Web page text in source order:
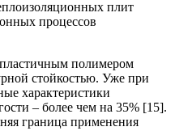
плит
процессов
полимером
стойкостью. Уже при
характеристики
– более чем на 35% [15].
граница применения